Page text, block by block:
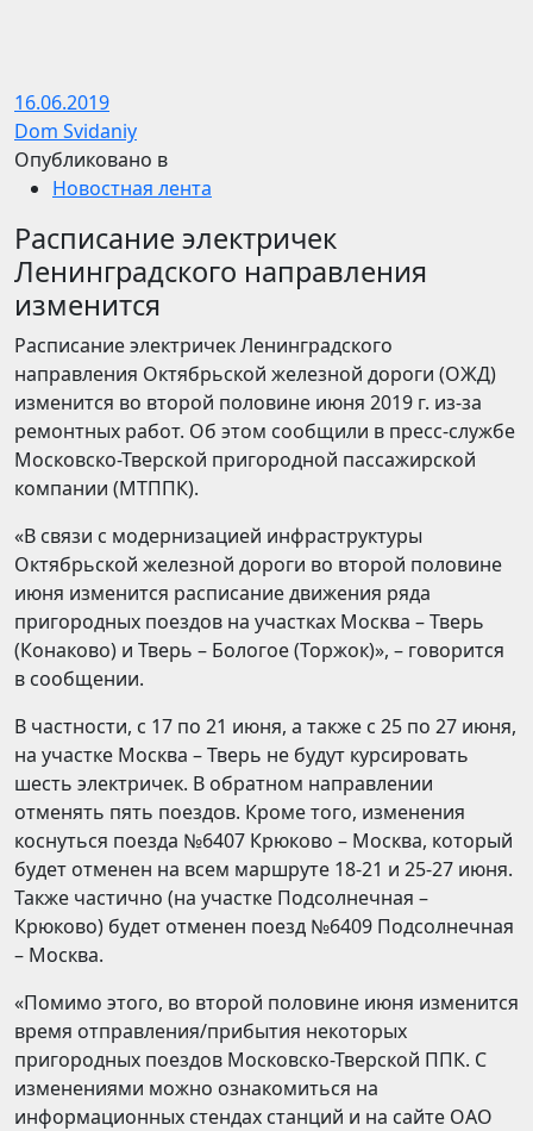
16.06.2019
Dom Svidaniy
Опубликовано в
Новостная лента
Расписание электричек
Ленинградского направления
изменится
Расписание электричек Ленинградского
направления Октябрьской железной дороги (ОЖД)
изменится во второй половине июня 2019 г. из-за
ремонтных работ. Об этом сообщили в пресс-службе
Московско-Тверской пригородной пассажирской
компании (МТППК).
«В связи с модернизацией инфраструктуры
Октябрьской железной дороги во второй половине
июня изменится расписание движения ряда
пригородных поездов на участках Москва – Тверь
(Конаково) и Тверь – Бологое (Торжок)», – говорится
в сообщении.
В частности, с 17 по 21 июня, а также с 25 по 27 июня,
на участке Москва – Тверь не будут курсировать
шесть электричек. В обратном направлении
отменять пять поездов. Кроме того, изменения
коснуться поезда №6407 Крюково – Москва, который
будет отменен на всем маршруте 18-21 и 25-27 июня.
Также частично (на участке Подсолнечная –
Крюково) будет отменен поезд №6409 Подсолнечная
– Москва.
«Помимо этого, во второй половине июня изменится
время отправления/прибытия некоторых
пригородных поездов Московско-Тверской ППК. С
изменениями можно ознакомиться на
информационных стендах станций и на сайте ОАО